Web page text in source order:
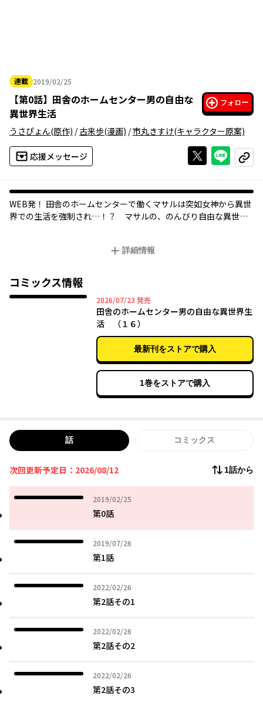
連載 2019/02/25
2019年02月25日
【第0話】 田舎のホームセンター男の自由な
異世界生活
フォロー
うさぴょん(原作) /古来歩(漫画) /市丸きすけ(キャラクター原案)
応援メッセージ Xで投稿する
ライン
コピー
WEB発！ 田舎のホームセンターで働くマサルは突如女神から異世
界での生活を強制され…！？ マサルの、のんびり自由な異世界D
詳細情報
コミックス情報
2026/07/23 2026年07月23日
発売
田舎のホームセンター男の自由な異世界生
活 （１６）
最新刊をストアで購入
1巻をストアで購入
話 コミックス
次回更新予定日：2026/08/12 1話から
2019/02/25
2019年02月25日
第0話
2019/07/26
2019年07月26日
第1話
2022/02/26
2022年02月26日
第2話その1
2022/02/26
2022年02月26日
第2話その2
2022/02/26
2022年02月26日
第2話その3